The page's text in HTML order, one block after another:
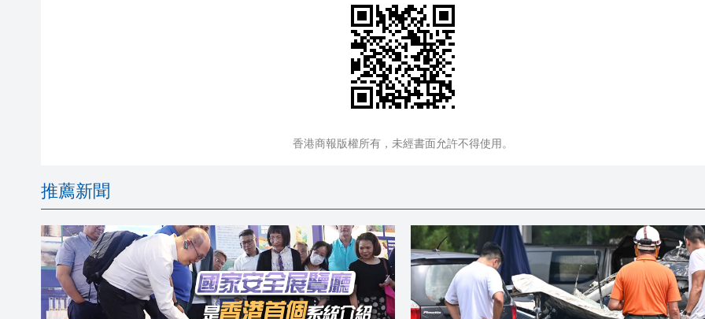
香港商報版權所有，未經書面允許不得使用。
推薦新聞